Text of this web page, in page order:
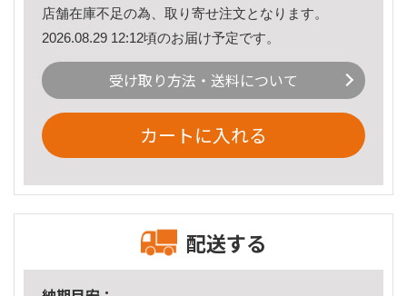
店舗在庫不足の為、取り寄せ注文となります。
2026.08.29 12:12頃のお届け予定です。
受け取り方法・送料について
カートに入れる
配送する